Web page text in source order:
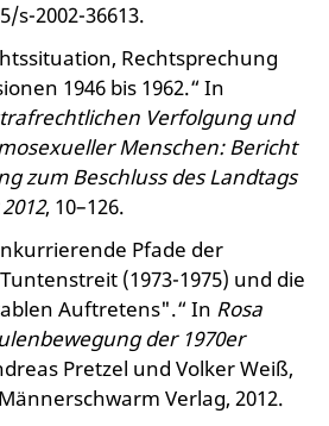
s-2002-36613.
Rechtsprechung
1946 bis 1962.“ In
Verfolgung und
Menschen: Bericht
zum Beschluss des Landtags
, 10–126.
Pfade der
(1973-1975) und die
Auftretens".“ In Rosa
der 1970er
Pretzel und Volker Weiß,
Verlag, 2012.